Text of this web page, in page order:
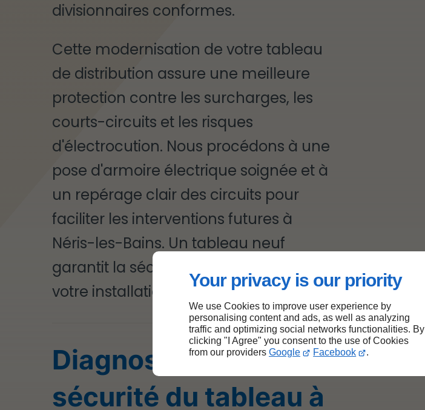
Your privacy is our priority
We use Cookies to improve user experience by
personalising content and ads, as well as analyzing
traffic and optimizing social networks functionalities. By
clicking "I Agree" you consent to the use of Cookies
from our providers Google Facebook .
divisionnaires conformes.
Cette modernisation de votre tableau
de distribution assure une meilleure
protection contre les surcharges, les
courts-circuits et les risques
d'électrocution. Nous procédons à une
pose d'armoire électrique soignée et à
un repérage clair des circuits pour
faciliter les interventions futures à
Néris-les-Bains. Un tableau neuf
garantit la sécurité et la fiabilité de
votre installation.
Diagnostic et mise en
sécurité du tableau à